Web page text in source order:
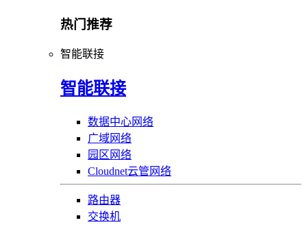
热门推荐
智能联接
智能联接
数据中心网络
广域网络
园区网络
Cloudnet云管网络
路由器
交换机